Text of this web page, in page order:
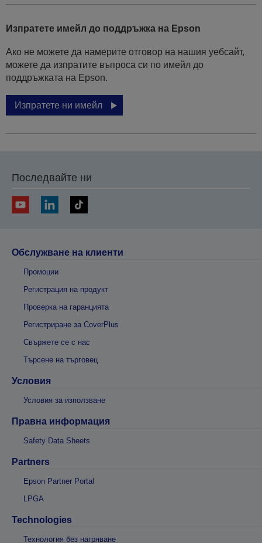
Изпратете имейл до поддръжка на Epson
Ако не можете да намерите отговор на нашия уебсайт,
можете да изпратите въпроса си по имейл до
поддръжката на Epson.
Изпратете ни имейл
Последвайте ни
Обслужване на клиенти
Промоции
Регистрация на продукт
Проверка на гаранцията
Регистриране за CoverPlus
Свържете се с нас
Търсене на търговец
Условия
Условия за използване
Правна информация
Safety Data Sheets
Partners
Epson Partner Portal
LPGA
Technologies
Технология без нагряване